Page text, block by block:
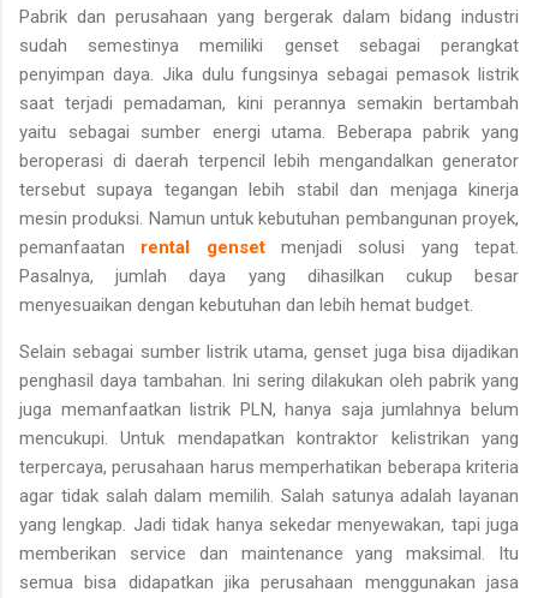
Pabrik dan perusahaan yang bergerak dalam bidang industri
sudah semestinya memiliki genset sebagai perangkat
penyimpan daya. Jika dulu fungsinya sebagai pemasok listrik
saat terjadi pemadaman, kini perannya semakin bertambah
yaitu sebagai sumber energi utama. Beberapa pabrik yang
beroperasi di daerah terpencil lebih mengandalkan generator
tersebut supaya tegangan lebih stabil dan menjaga kinerja
mesin produksi. Namun untuk kebutuhan pembangunan proyek,
pemanfaatan rental gensetmenjadi solusi yang tepat.
Pasalnya, jumlah daya yang dihasilkan cukup besar
menyesuaikan dengan kebutuhan dan lebih hemat budget.
Selain sebagai sumber listrik utama, genset juga bisa dijadikan
penghasil daya tambahan. Ini sering dilakukan oleh pabrik yang
juga memanfaatkan listrik PLN, hanya saja jumlahnya belum
mencukupi. Untuk mendapatkan kontraktor kelistrikan yang
terpercaya, perusahaan harus memperhatikan beberapa kriteria
agar tidak salah dalam memilih. Salah satunya adalah layanan
yang lengkap. Jadi tidak hanya sekedar menyewakan, tapi juga
memberikan service dan maintenance yang maksimal. Itu
semua bisa didapatkan jika perusahaan menggunakan jasa